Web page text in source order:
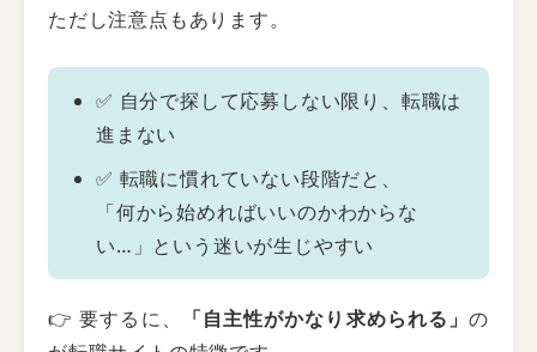
ただし注意点もあります。
✅ 自分で探して応募しない限り、転職は
進まない
✅ 転職に慣れていない段階だと、
「何から始めればいいのかわからな
い…」という迷いが生じやすい
👉 要するに、 「自主性がかなり求められる」の